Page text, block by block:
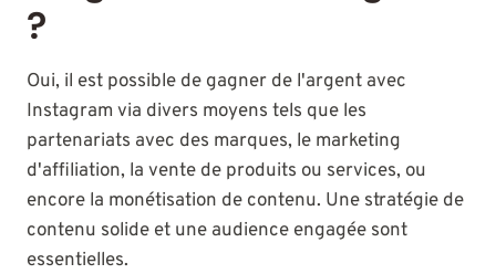
?
Oui, il est possible de gagner de l'argent avec
Instagram via divers moyens tels que les
partenariats avec des marques, le marketing
d'affiliation, la vente de produits ou services, ou
encore la monétisation de contenu. Une stratégie de
contenu solide et une audience engagée sont
essentielles.